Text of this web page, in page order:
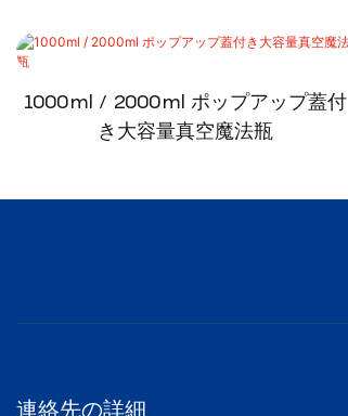
1000ml / 2000ml ポップアップ蓋付
き大容量真空魔法瓶
連絡先の詳細